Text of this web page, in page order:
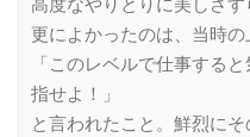
高度なやりとりに美しさす
更によかったのは、当時の
「このレベルで仕事する
指せよ！」
と言われたこと。鮮烈に